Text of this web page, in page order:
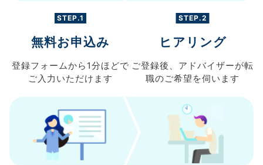
STEP.1
無料お申込み
登録フォームから 1分ほどで
ご入力 いただけます
STEP.2
ヒアリング
ご登録後、 アドバイザーが転
職のご希望を伺います